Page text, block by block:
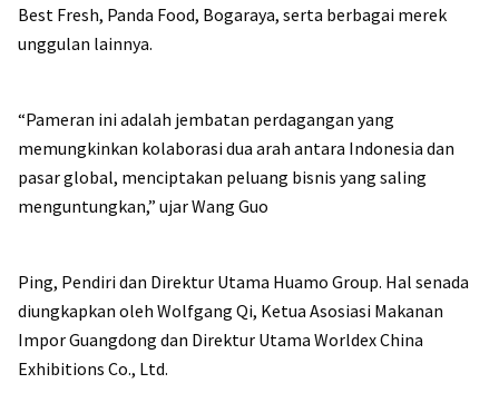
Best Fresh, Panda Food, Bogaraya, serta berbagai merek
unggulan lainnya.
“Pameran ini adalah jembatan perdagangan yang
memungkinkan kolaborasi dua arah antara Indonesia dan
pasar global, menciptakan peluang bisnis yang saling
menguntungkan,” ujar Wang Guo
Ping, Pendiri dan Direktur Utama Huamo Group. Hal senada
diungkapkan oleh Wolfgang Qi, Ketua Asosiasi Makanan
Impor Guangdong dan Direktur Utama Worldex China
Exhibitions Co., Ltd.